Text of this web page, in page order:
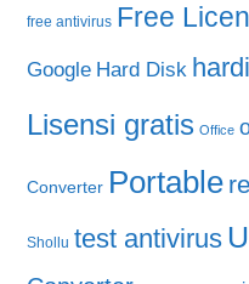
free antivirus Free
Google Hard Disk
Lisensi gratis Office
Converter Portable
Shollu test antivirus